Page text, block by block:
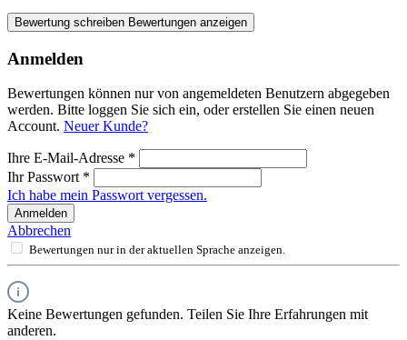
Bewertung schreiben Bewertungen anzeigen
Anmelden
Bewertungen können nur von angemeldeten Benutzern abgegeben
werden. Bitte loggen Sie sich ein, oder erstellen Sie einen neuen
Account. Neuer Kunde?
Ihre E-Mail-Adresse *
Ihr Passwort *
Ich habe mein Passwort vergessen.
Anmelden
Abbrechen
Bewertungen nur in der aktuellen Sprache anzeigen.
Keine Bewertungen gefunden. Teilen Sie Ihre Erfahrungen mit
anderen.